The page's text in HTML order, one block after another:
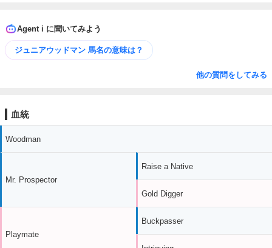
Agent i に聞いてみよう
ジュニアウッドマン 馬名の意味は？
他の質問をしてみる
血統
Woodman
Mr. Prospector
Playmate
Raise a Native
Gold Digger
Buckpasser